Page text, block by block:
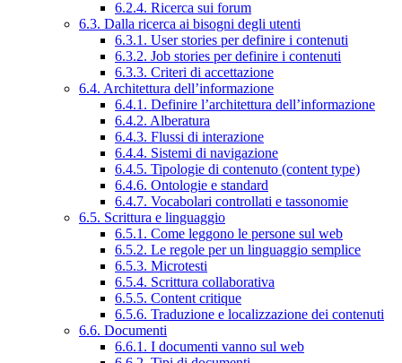
6.2.4. Ricerca sui forum
6.3. Dalla ricerca ai bisogni degli utenti
6.3.1. User stories per definire i contenuti
6.3.2. Job stories per definire i contenuti
6.3.3. Criteri di accettazione
6.4. Architettura dell’informazione
6.4.1. Definire l’architettura dell’informazione
6.4.2. Alberatura
6.4.3. Flussi di interazione
6.4.4. Sistemi di navigazione
6.4.5. Tipologie di contenuto (content type)
6.4.6. Ontologie e standard
6.4.7. Vocabolari controllati e tassonomie
6.5. Scrittura e linguaggio
6.5.1. Come leggono le persone sul web
6.5.2. Le regole per un linguaggio semplice
6.5.3. Microtesti
6.5.4. Scrittura collaborativa
6.5.5. Content critique
6.5.6. Traduzione e localizzazione dei contenuti
6.6. Documenti
6.6.1. I documenti vanno sul web